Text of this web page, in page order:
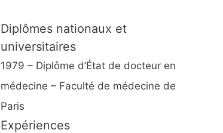
Diplômes nationaux et
universitaires
1979 – Diplôme d’État de docteur en
médecine – Faculté de médecine de
Paris
Expériences